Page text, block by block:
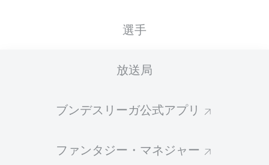
選手
放送局
ブンデスリーガ公式アプリ
ファンタジー・マネジャー
2026/2027